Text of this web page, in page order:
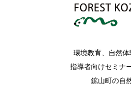
環境教育、自然
指導者向けセミナ
鉱山町の自